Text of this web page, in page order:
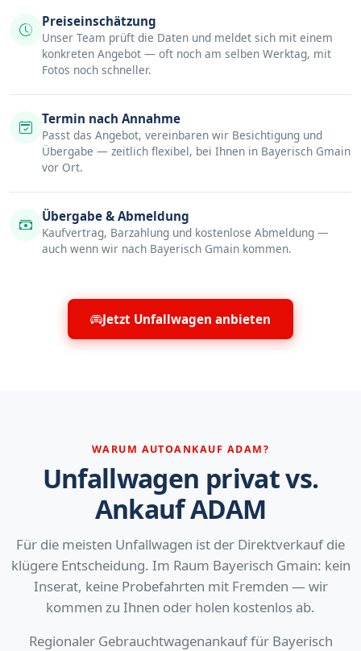
Preiseinschätzung
Unser Team prüft die Daten und meldet sich mit einem
konkreten Angebot — oft noch am selben Werktag, mit
Fotos noch schneller.
Termin nach Annahme
Passt das Angebot, vereinbaren wir Besichtigung und
Übergabe — zeitlich flexibel, bei Ihnen in Bayerisch Gmain
vor Ort.
Übergabe & Abmeldung
Kaufvertrag, Barzahlung und kostenlose Abmeldung —
auch wenn wir nach Bayerisch Gmain kommen.
Jetzt Unfallwagen anbieten
WARUM AUTOANKAUF ADAM?
Unfallwagen privat vs.
Ankauf ADAM
Für die meisten Unfallwagen ist der Direktverkauf die
klügere Entscheidung. Im Raum Bayerisch Gmain: kein
Inserat, keine Probefahrten mit Fremden — wir
kommen zu Ihnen oder holen kostenlos ab.
Regionaler Gebrauchtwagenankauf für Bayerisch